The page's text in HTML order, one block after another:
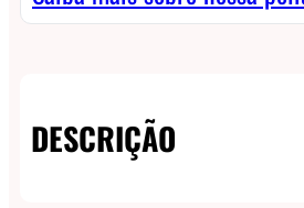
DESCRIÇÃO